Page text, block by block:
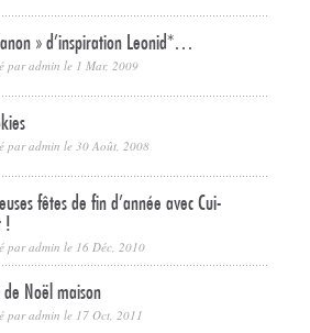
» d’inspiration Leonid*…
paradmin le 1 Mar, 2009
paradmin le 30 Août, 2008
fêtes de fin d’année avec Cui-
!
paradmin le 16 Déc, 2010
de Noël maison
paradmin le 17 Oct, 2011